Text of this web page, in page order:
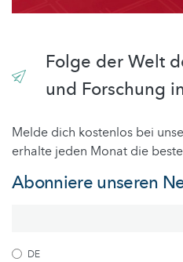
Folge der Welt
und Forschung
Melde dich kostenlos bei
erhalte jeden Monat die
Abonniere unseren
DE